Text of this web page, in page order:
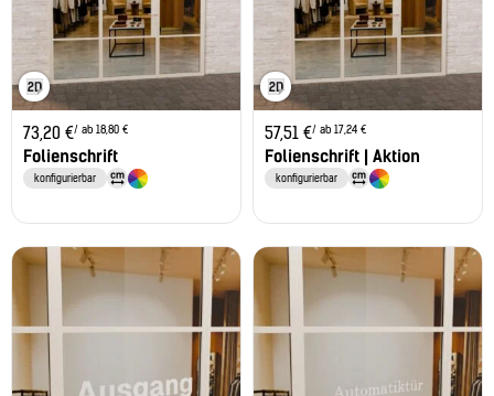
73,20 €/ ab 18,80 €
Folienschrift
konfigurierbar
57,51 €/ ab 17,24 €
Folienschrift | Aktion
konfigurierbar